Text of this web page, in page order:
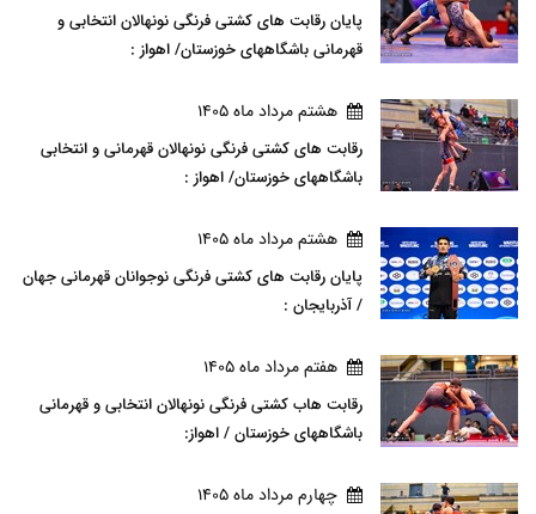
پایان رقابت های کشتی فرنگی نونهالان انتخابی و
قهرمانی باشگاههای خوزستان/ اهواز :
هشتم مرداد ماه 1405
رقابت های کشتی فرنگی نونهالان قهرمانی و انتخابی
باشگاههای خوزستان/ اهواز :
هشتم مرداد ماه 1405
پایان رقابت های کشتی فرنگی نوجوانان قهرمانی جهان
/ آذربایجان :
هفتم مرداد ماه 1405
رقابت هاب کشتی فرنگی نونهالان انتخابی و قهرمانی
باشگاههای خوزستان / اهواز:
چهارم مرداد ماه 1405